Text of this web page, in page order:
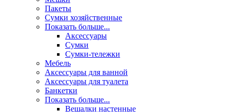
Пакеты
Сумки хозяйственные
Показать больше...
Аксессуары
Сумки
Сумки-тележки
Мебель
Аксессуары для ванной
Аксессуары для туалета
Банкетки
Показать больше...
Вешалки настенные